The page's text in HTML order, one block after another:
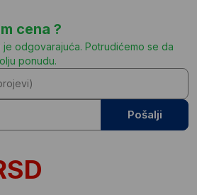
cena ?
je odgovarajuća. Potrudićemo se da
ponudu.
Pošalji